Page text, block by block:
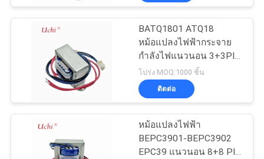
ใบ
แผนผัง
เว็บไซต์
เซนเซอร์ตรวจจับ
อุณหภูมิ NTC
BATQ1801 ATQ18
หม้อแปลงไฟฟ้ากระจาย
กำลังไฟแนวนอน 3+3PIN
110v ถึง 220v
โปร่ง MOQ:1000 ชิ้น
ติดต่อ
หม้อแปลงไฟฟ้า
BEPC3901-BEPC3902
EPC39 แนวนอน 8+8 PIN